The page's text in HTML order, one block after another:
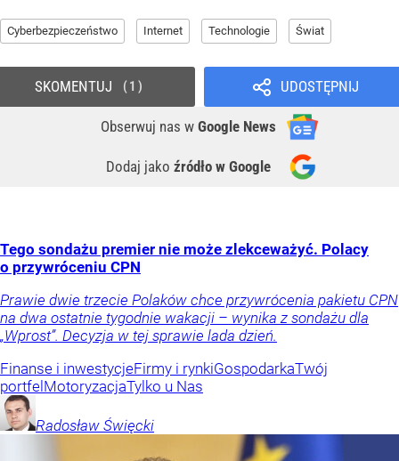
Cyberbezpieczeństwo Internet Technologie Świat
UDOSTĘPNIJ
Obserwuj nas w Google News
Dodaj jako źródło w Google
SKOMENTUJ 1
Tego sondażu premier nie może zlekceważyć. Polacy
o przywróceniu CPN
Prawie dwie trzecie Polaków chce przywrócenia pakietu CPN
na dwa ostatnie tygodnie wakacji – wynika z sondażu dla
„Wprost”. Decyzja w tej sprawie lada dzień.
Finanse i inwestycjeFirmy i rynkiGospodarkaTwój
portfel MotoryzacjaTylko u Nas
Radosław Święcki